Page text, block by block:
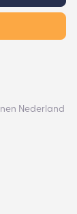
Nederland